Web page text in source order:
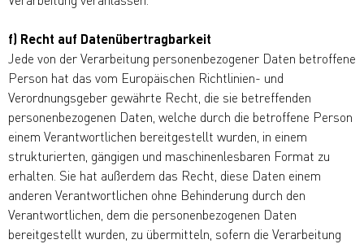
f) Recht auf Datenübertragbarkeit
Jede von der Verarbeitung personenbezogener Daten betroffene
Person hat das vom Europäischen Richtlinien- und
Verordnungsgeber gewährte Recht, die sie betreffenden
personenbezogenen Daten, welche durch die betroffene Person
einem Verantwortlichen bereitgestellt wurden, in einem
strukturierten, gängigen und maschinenlesbaren Format zu
erhalten. Sie hat außerdem das Recht, diese Daten einem
anderen Verantwortlichen ohne Behinderung durch den
Verantwortlichen, dem die personenbezogenen Daten
bereitgestellt wurden, zu übermitteln, sofern die Verarbeitung